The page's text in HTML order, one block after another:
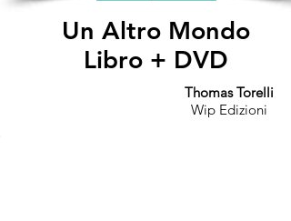
Un Altro Mondo
Libro + DVD
Thomas Torelli
Wip Edizioni